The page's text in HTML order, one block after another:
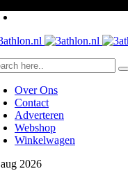
Over Ons
Contact
Adverteren
Webshop
Winkelwagen
aug 2026